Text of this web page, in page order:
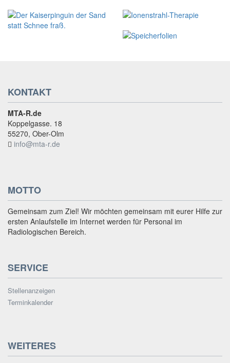
KONTAKT
MTA-R.de
Koppelgasse. 18
55270, Ober-Olm
info@mta-r.de
MOTTO
Gemeinsam zum Ziel! Wir möchten gemeinsam mit eurer Hilfe zur
ersten Anlaufstelle im Internet werden für Personal im
Radiologischen Bereich.
SERVICE
Stellenanzeigen
Terminkalender
WEITERES